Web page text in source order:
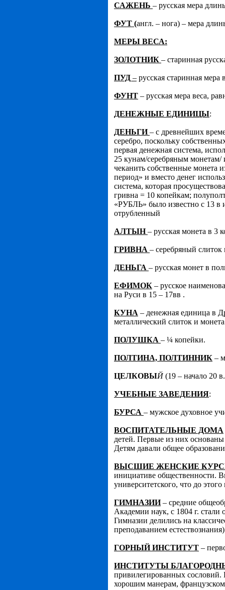
САЖЕНЬ – русская мера
ФУТ (англ. – нога) – мера
МЕРЫ ВЕСА:
ЗОЛОТНИК – старинная
ПУД – русская старинная мера
ФУНТ – русская мера веса,
ДЕНЕЖНЫЕ ЕДИНИЦЫ:
ДЕНЬГИ– с древнейших
серебро, поскольку
первая денежная система,
25 кунам/серебряным монетам/
чеканить собственные монета
период» и вместо денег
система, которая
гривна = 10 копейкам;
«РУБЛЬ» было известно с 13 в
отрубленный
АЛТЫН– русская монета в 3
ГРИВНА – серебряный слиток
ДЕНЬГА – русская монет в
ЕФИМОК – русское
на Руси в 15 – 17вв .
КУНА – денежная единица в
металлический слиток и
ПОЛУШКА – ¼ копейки.
ПОЛТИНА, ПОЛТИННИК –
ЦЕЛКОВЫЙ(19 – начало 20
УЧЕБНЫЕ ЗАВЕДЕНИЯ:
БУРСА – мужское духовное
ВОСПИТАТЕЛЬНЫЕ ДОМА
детей. Первые из них
Детям давали общее
ВЫСШИЕ ЖЕНСКИЕ
инициативе общественности.
университетского, что до
ГИМНАЗИИ– средние
Академии наук, с 1804 г. стали
Гимназии делились на
преподаванием
ГОРНЫЙ ИНСТИТУТ –
ИНСТИТУТЫ
привилегированных
хорошим манерам,